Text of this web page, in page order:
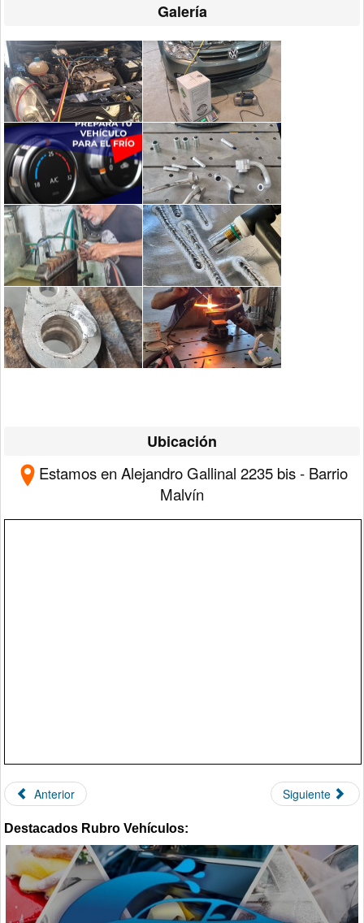
Galería
Ubicación
Estamos en Alejandro Gallinal 2235 bis - Barrio
Malvín
Anterior Siguiente
Destacados Rubro Vehículos: